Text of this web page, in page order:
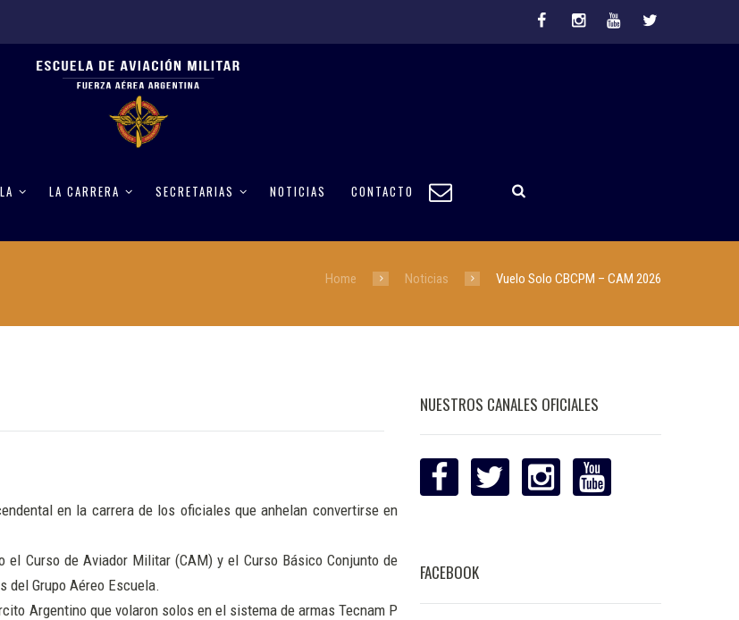
LA CARRERA SECRETARIAS NOTICIAS CONTACTO
Home Noticias Vuelo Solo CBCPM – CAM 2026
en la carrera de los oficiales que anhelan convertirse en
Curso de Aviador Militar (CAM) y el Curso Básico Conjunto de
del Grupo Aéreo Escuela.
Argentino que volaron solos en el sistema de armas Tecnam P
NUESTROS CANALES OFICIALES
FACEBOOK